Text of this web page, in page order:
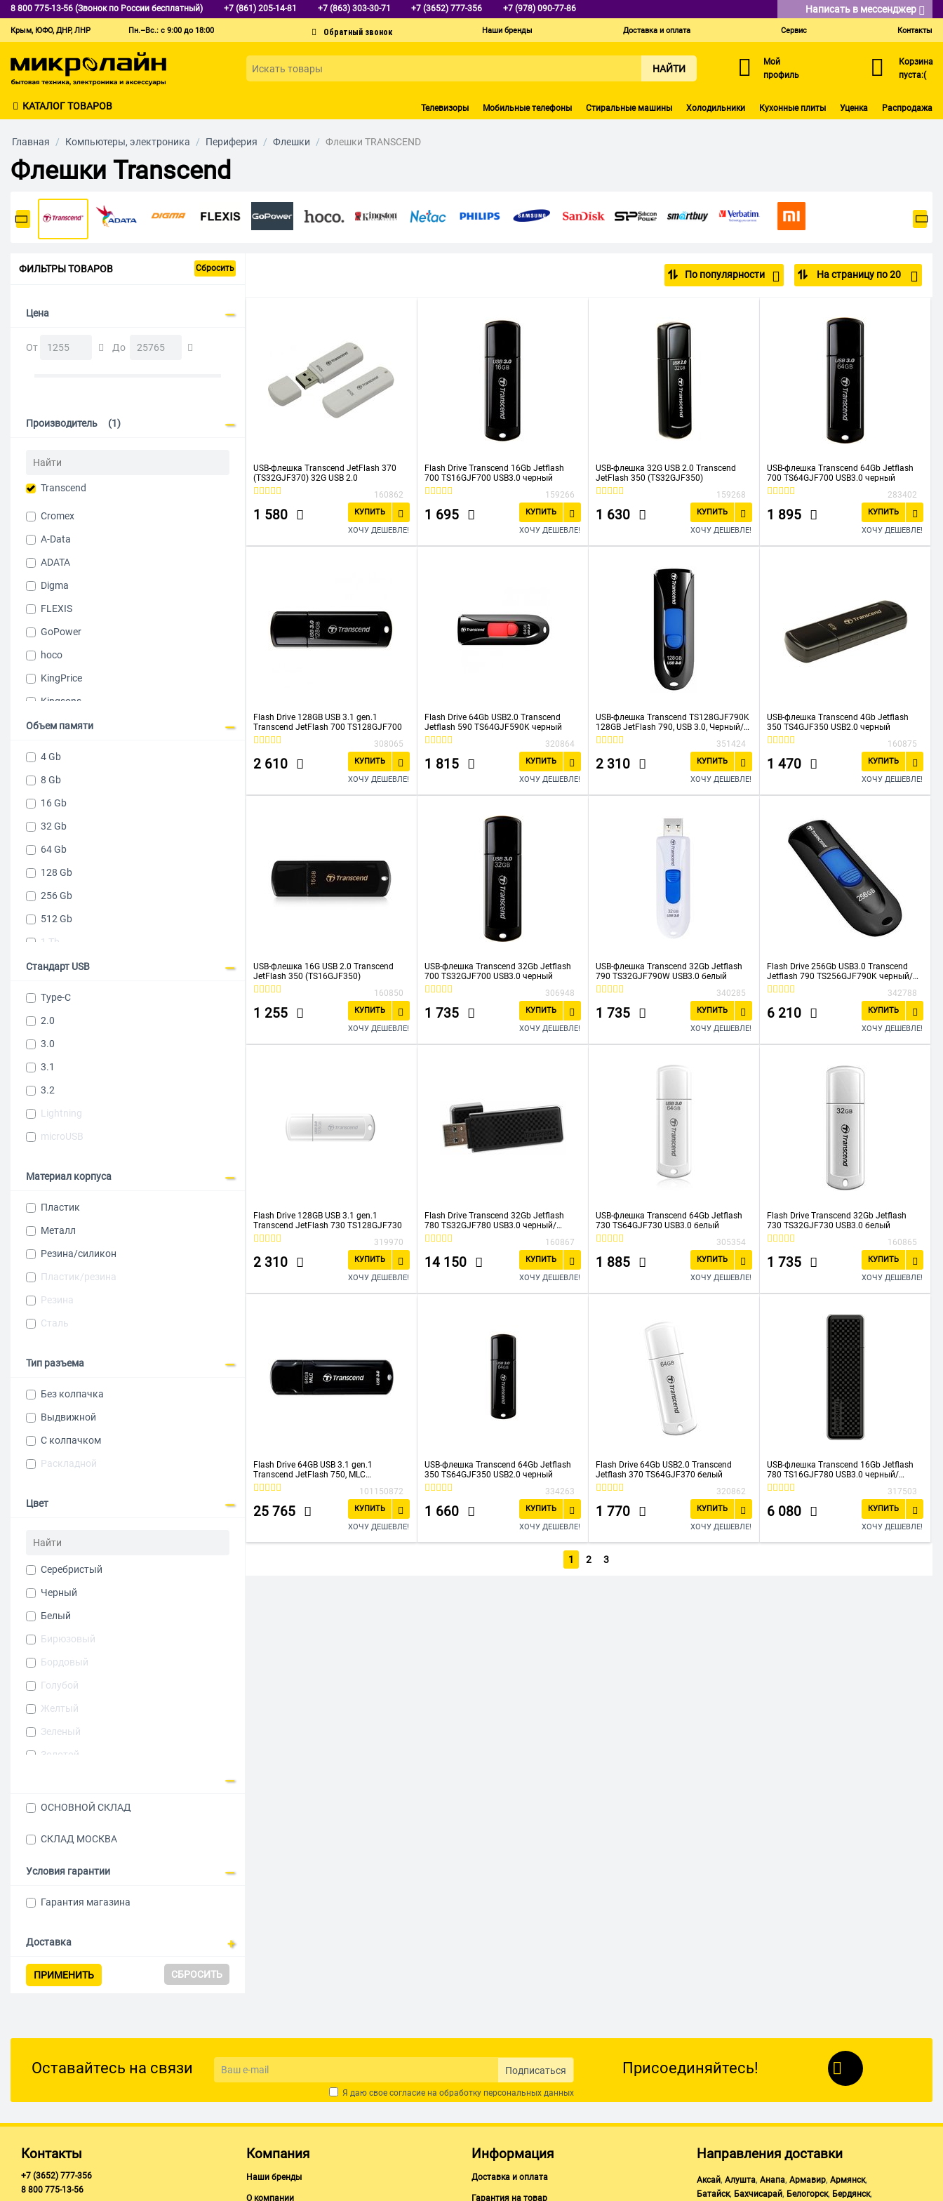
8 800 775-13-56 (Звонок по России бесплатный) +7 (861) 205-14-81 +7 (863) 303-30-71 +7 (3652) 777-356 +7 (978) 090-77-86 Написать в мессенджер
Крым, ЮФО, ДНР, ЛНР Пн.–Вс.: с 9:00 до 18:00 Наши бренды Доставка и оплата Сервис Контакты
НАЙТИ
Мой
профиль
Корзина
пуста:(
КАТАЛОГ ТОВАРОВ Телевизоры Мобильные телефоны Стиральные машины Холодильники Кухонные плиты Уценка Распродажа
Главная / Компьютеры, электроника / Периферия / Флешки / Флешки TRANSCEND
Флешки Transcend
ФИЛЬТРЫ ТОВАРОВ Сбросить
Цена
От До
Производитель (1)
Transcend
Cromex
A-Data
ADATA
Digma
FLEXIS
GoPower
hoco
KingPrice
Kingsons
KINGSTON
Объем памяти
4 Gb
8 Gb
16 Gb
32 Gb
64 Gb
128 Gb
256 Gb
512 Gb
1 Tb
Стандарт USB
Type-C
2.0
3.0
3.1
3.2
Lightning
microUSB
Материал корпуса
Пластик
Металл
Резина/силикон
Пластик/резина
Резина
Сталь
Тип разъема
Без колпачка
Выдвижной
С колпачком
Раскладной
Цвет
Серебристый
Черный
Белый
Бирюзовый
Бордовый
Голубой
Желтый
Зеленый
Золотой
Оранжевый
Светло-зеленый
Серый металлик
Фиолетовый
Красный
Серый
ОСНОВНОЙ СКЛАД
СКЛАД МОСКВА
Условия гарантии
Гарантия магазина
Доставка
ПРИМЕНИТЬ СБРОСИТЬ
По популярности На страницу по 20
USB-флешка Transcend JetFlash 370
(TS32GJF370) 32G USB 2.0
160862
1 580
КУПИТЬ
ХОЧУ ДЕШЕВЛЕ!
Flash Drive Transcend 16Gb Jetflash
700 TS16GJF700 USB3.0 черный
159266
1 695
КУПИТЬ
ХОЧУ ДЕШЕВЛЕ!
USB-флешка 32G USB 2.0 Transcend
JetFlash 350 (TS32GJF350)
159268
1 630
КУПИТЬ
ХОЧУ ДЕШЕВЛЕ!
USB-флешка Transcend 64Gb Jetflash
700 TS64GJF700 USB3.0 черный
283402
1 895
КУПИТЬ
ХОЧУ ДЕШЕВЛЕ!
Flash Drive 128GB USB 3.1 gen.1
Transcend JetFlash 700 TS128GJF700
308065
2 610
КУПИТЬ
ХОЧУ ДЕШЕВЛЕ!
Flash Drive 64Gb USB2.0 Transcend
Jetflash 590 TS64GJF590K черный
320864
1 815
КУПИТЬ
ХОЧУ ДЕШЕВЛЕ!
USB-флешка Transcend TS128GJF790K
128GB JetFlash 790, USB 3.0, Черный/
Синий
351424
2 310
КУПИТЬ
ХОЧУ ДЕШЕВЛЕ!
USB-флешка Transcend 4Gb Jetflash
350 TS4GJF350 USB2.0 черный
160875
1 470
КУПИТЬ
ХОЧУ ДЕШЕВЛЕ!
USB-флешка 16G USB 2.0 Transcend
JetFlash 350 (TS16GJF350)
160850
1 255
КУПИТЬ
ХОЧУ ДЕШЕВЛЕ!
USB-флешка Transcend 32Gb Jetflash
700 TS32GJF700 USB3.0 черный
306948
1 735
КУПИТЬ
ХОЧУ ДЕШЕВЛЕ!
USB-флешка Transcend 32Gb Jetflash
790 TS32GJF790W USB3.0 белый
340285
1 735
КУПИТЬ
ХОЧУ ДЕШЕВЛЕ!
Flash Drive 256Gb USB3.0 Transcend
Jetflash 790 TS256GJF790K черный/
синий
342788
6 210
КУПИТЬ
ХОЧУ ДЕШЕВЛЕ!
Flash Drive 128GB USB 3.1 gen.1
Transcend JetFlash 730 TS128GJF730
319970
2 310
КУПИТЬ
ХОЧУ ДЕШЕВЛЕ!
Flash Drive Transcend 32Gb Jetflash
780 TS32GJF780 USB3.0 черный/
серый
160867
14 150
КУПИТЬ
ХОЧУ ДЕШЕВЛЕ!
USB-флешка Transcend 64Gb Jetflash
730 TS64GJF730 USB3.0 белый
305354
1 885
КУПИТЬ
ХОЧУ ДЕШЕВЛЕ!
Flash Drive Transcend 32Gb Jetflash
730 TS32GJF730 USB3.0 белый
160865
1 735
КУПИТЬ
ХОЧУ ДЕШЕВЛЕ!
Flash Drive 64GB USB 3.1 gen.1
Transcend JetFlash 750, MLC
TS64GJF750K
101150872
25 765
КУПИТЬ
ХОЧУ ДЕШЕВЛЕ!
USB-флешка Transcend 64Gb Jetflash
350 TS64GJF350 USB2.0 черный
334263
1 660
КУПИТЬ
ХОЧУ ДЕШЕВЛЕ!
Flash Drive 64Gb USB2.0 Transcend
Jetflash 370 TS64GJF370 белый
320862
1 770
КУПИТЬ
ХОЧУ ДЕШЕВЛЕ!
USB-флешка Transcend 16Gb Jetflash
780 TS16GJF780 USB3.0 черный/
серебристый
317503
6 080
КУПИТЬ
ХОЧУ ДЕШЕВЛЕ!
1 2 3
Оставайтесь на связи Подписаться
Я даю свое согласие на обработку персональных данных
Присоединяйтесь!
Контакты
+7 (3652) 777-356
8 800 775-13-56
Компания
Наши бренды
О компании
Информация
Доставка и оплата
Гарантия на товар
Направления доставки
Аксай, Алушта, Анапа, Армавир, Армянск,
Батайск, Бахчисарай, Белогорск, Бердянск,